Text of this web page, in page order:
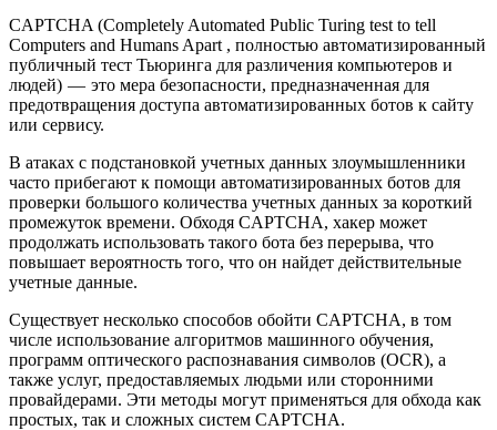
CAPTCHA (Completely Automated Public Turing test to tell
Computers and Humans Apart , полностью автоматизированный
публичный тест Тьюринга для различения компьютеров и
людей) — это мера безопасности, предназначенная для
предотвращения доступа автоматизированных ботов к сайту
или сервису.
В атаках с подстановкой учетных данных злоумышленники
часто прибегают к помощи автоматизированных ботов для
проверки большого количества учетных данных за короткий
промежуток времени. Обходя CAPTCHA, хакер может
продолжать использовать такого бота без перерыва, что
повышает вероятность того, что он найдет действительные
учетные данные.
Существует несколько способов обойти CAPTCHA, в том
числе использование алгоритмов машинного обучения,
программ оптического распознавания символов (OCR), а
также услуг, предоставляемых людьми или сторонними
провайдерами. Эти методы могут применяться для обхода как
простых, так и сложных систем CAPTCHA.